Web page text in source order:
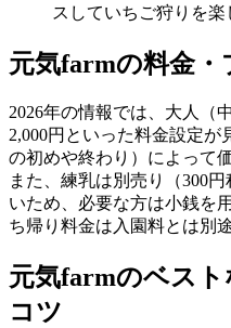
スしていちご狩りを楽
元気farmの料金・
2026年の情報では、大人（
2,000円といった料金設定が
の初めや終わり）によって
また、練乳は別売り（300
いため、必要な方は小銭を
ち帰り料金は入園料とは別
元気farmのベス
コツ